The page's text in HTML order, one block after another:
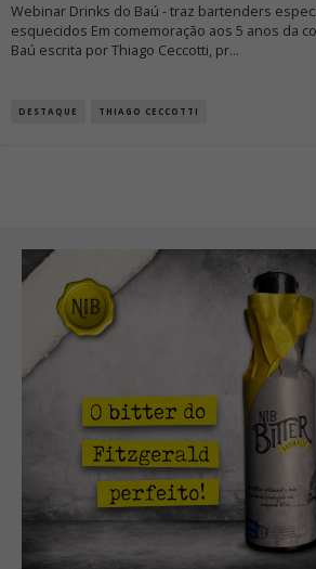
Webinar Drinks do Baú - traz bartenders
esquecidos Em comemoração aos 5 anos da
Baú escrita por Thiago Ceccotti, pr...
DESTAQUE THIAGO CECCOTTI